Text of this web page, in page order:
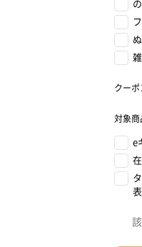
クーポ
対象商
e